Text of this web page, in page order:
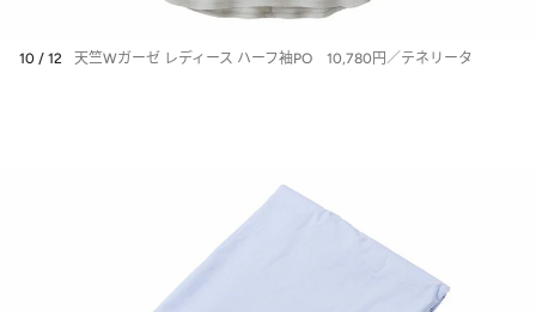
10 / 12 天竺Wガーゼ レディース ハーフ袖PO 10,780円／テネリータ